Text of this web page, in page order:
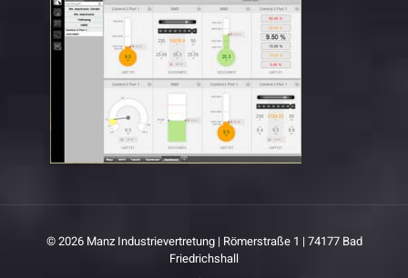
© 2026 Manz Industrievertretung | Römerstraße 1 | 74177 Bad
Friedrichshall